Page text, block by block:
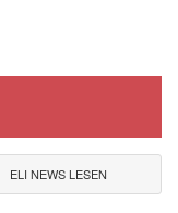
ELI NEWS LESEN